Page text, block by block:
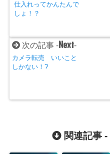
仕入れってかんたんで
しょ！？
次の記事 - Next-
カメラ転売 いいこと
しかない！?
関連記事 -